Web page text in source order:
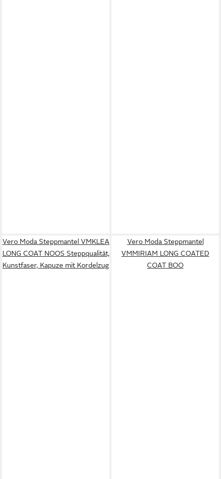
Vero Moda Steppmantel VMKLEA
LONG COAT NOOS Steppqualität,
Kunstfaser, Kapuze mit Kordelzug
Vero Moda Steppmantel
VMMIRIAM LONG COATED
COAT BOO